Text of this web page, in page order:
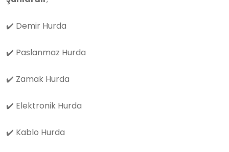
✔️ Demir Hurda
✔️ Paslanmaz Hurda
✔️ Zamak Hurda
✔️ Elektronik Hurda
✔️ Kablo Hurda